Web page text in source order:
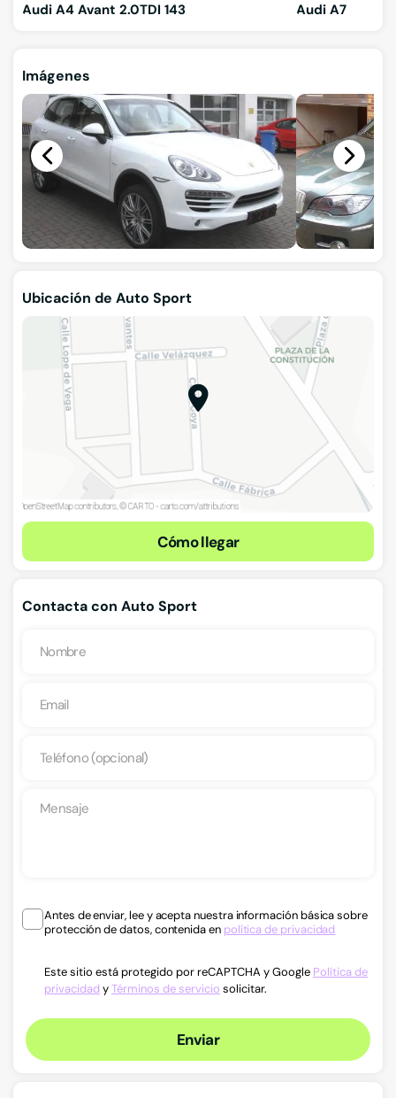
Audi A4 Avant 2.0TDI 143 Audi A7
Imágenes
Ubicación de Auto Sport
Cómo llegar
Contacta con Auto Sport
Antes de enviar, lee y acepta nuestra información básica sobre
protección de datos, contenida en política de privacidad
Este sitio está protegido por reCAPTCHA y Google Política de
privacidad yTérminos de servicio solicitar.
Enviar